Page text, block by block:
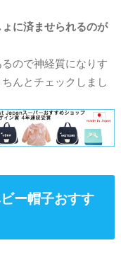
に済ませられるのが
るので神経質になりす
んとチェックしまし
ー帽子おすす